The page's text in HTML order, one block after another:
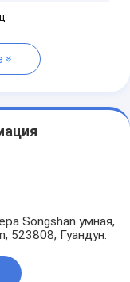
Songshan умная,
523808, Гуандун.